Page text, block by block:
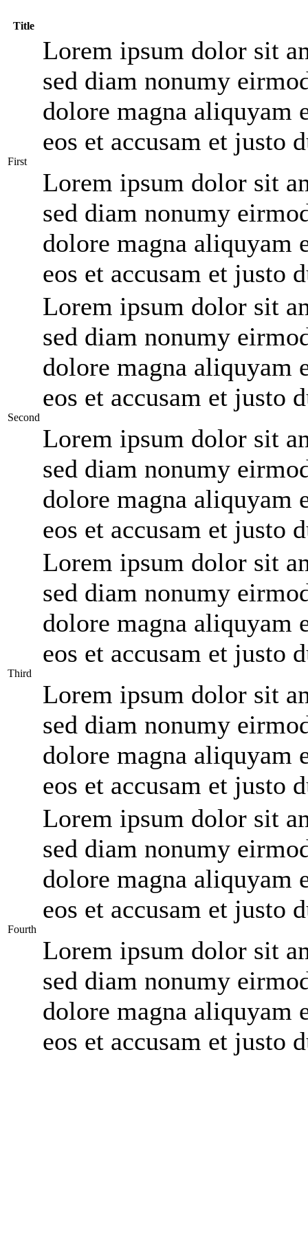
Title
First
Lorem ipsum dolor sit
sed diam nonumy
dolore magna aliquyam
eos et accusam et justo
Lorem ipsum dolor sit
sed diam nonumy
dolore magna aliquyam
eos et accusam et justo
Second
Lorem ipsum dolor sit
sed diam nonumy
dolore magna aliquyam
eos et accusam et justo
Lorem ipsum dolor sit
sed diam nonumy
dolore magna aliquyam
eos et accusam et justo
Third
Lorem ipsum dolor sit
sed diam nonumy
dolore magna aliquyam
eos et accusam et justo
Lorem ipsum dolor sit
sed diam nonumy
dolore magna aliquyam
eos et accusam et justo
Fourth
Lorem ipsum dolor sit
sed diam nonumy
dolore magna aliquyam
eos et accusam et justo
Lorem ipsum dolor sit
sed diam nonumy
dolore magna aliquyam
eos et accusam et justo